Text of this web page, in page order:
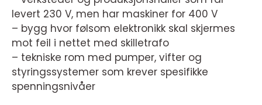
levert 230 V, men har maskiner for 400 V
– bygg hvor følsom elektronikk skal skjermes
mot feil i nettet med skilletrafo
– tekniske rom med pumper, vifter og
styringssystemer som krever spesifikke
spenningsnivåer